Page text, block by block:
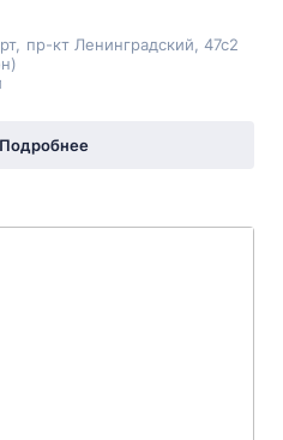
, пр-кт Ленинградский , 47с2
Подробнее